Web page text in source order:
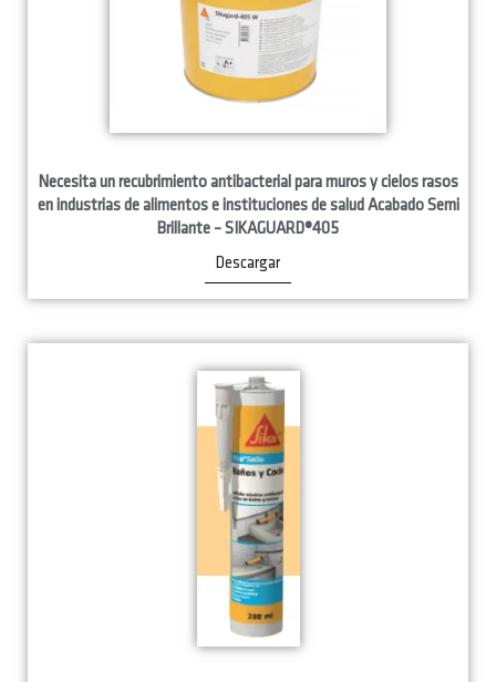
Necesita un recubrimiento antibacterial para muros y cielos rasos
en industrias de alimentos e instituciones de salud Acabado Semi
Brillante – SIKAGUARD®405
Descargar